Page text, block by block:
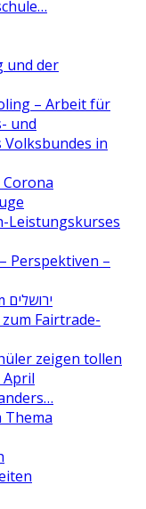
und der
– Arbeit für
und
in
Corona
Leistungskurses
Perspektiven –
بيت المقدس Jerusalem ירושלים
Fairtrade-
zeigen tollen
April
Thema